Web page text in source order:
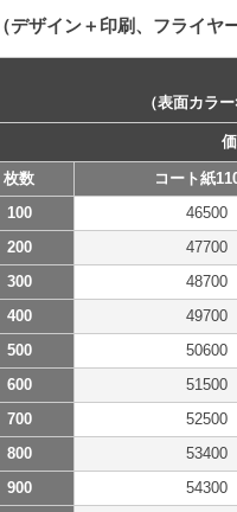
（デザイン＋印刷、フライヤ
（表面カラ
枚数 コート紙
100
46500
200
47700
300
48700
400
49700
500
50600
600
51500
700
52500
800
53400
900
54300